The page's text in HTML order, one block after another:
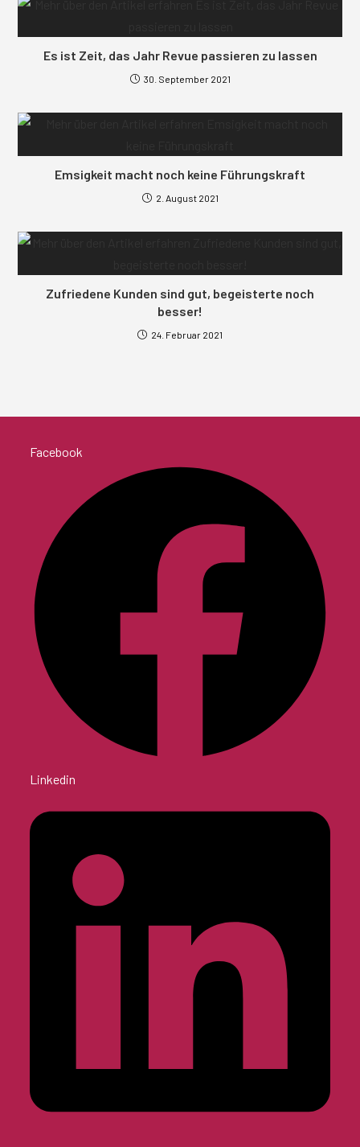
Es ist Zeit, das Jahr Revue passieren zu lassen
30. September 2021
Emsigkeit macht noch keine Führungskraft
2. August 2021
Zufriedene Kunden sind gut, begeisterte noch
besser!
24. Februar 2021
Facebook
Linkedin